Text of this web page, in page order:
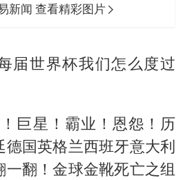
新闻 查看精彩图片
届世界杯我们怎么度过
巨星！霸业！恩怨！历
德国英格兰西班牙意大利
一翻！金球金靴死亡之组